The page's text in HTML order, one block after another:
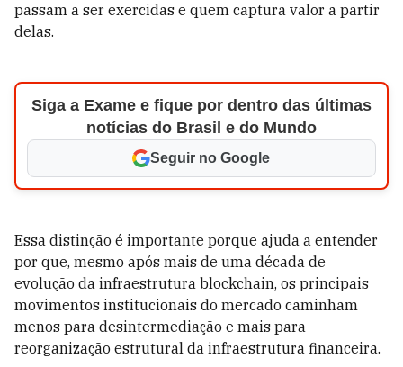
passam a ser exercidas e quem captura valor a partir
delas.
Siga a Exame e fique por dentro das últimas
notícias do Brasil e do Mundo
Seguir no Google
Essa distinção é importante porque ajuda a entender
por que, mesmo após mais de uma década de
evolução da infraestrutura blockchain, os principais
movimentos institucionais do mercado caminham
menos para desintermediação e mais para
reorganização estrutural da infraestrutura financeira.